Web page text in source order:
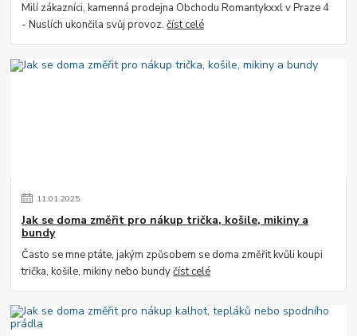
Milí zákazníci, kamenná prodejna Obchodu Romantykxxl v Praze 4
- Nuslích ukončila svůj provoz.číst celé
11.01.2025
Jak se doma změřit pro nákup trička, košile, mikiny a
bundy
Často se mne ptáte, jakým způsobem se doma změřit kvůli koupi
trička, košile, mikiny nebo bundyčíst celé